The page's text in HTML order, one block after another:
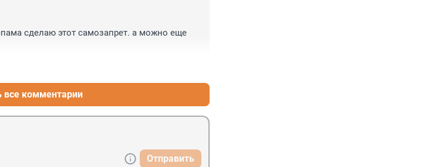
сделаю этот самозапрет. а можно еще
все комментарии
Отправить